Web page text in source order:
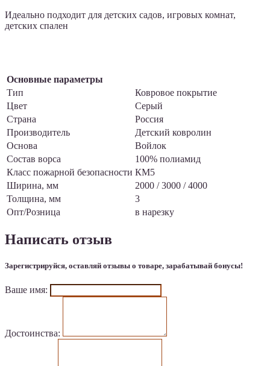
Идеально подходит для детских садов, игровых комнат,
детских спален
Основные параметры
Тип
Ковровое покрытие
Цвет
Серый
Страна
Россия
Производитель
Детский ковролин
Основа
Войлок
Состав ворса
100% полиамид
Класс пожарной безопасности КМ5
Ширина, мм
2000 / 3000 / 4000
Толщина, мм
3
Опт/Розница
в нарезку
Написать отзыв
Зарегистрируйся, оставляй отзывы о товаре, зарабатывай бонусы!
Ваше имя:
Достоинства: